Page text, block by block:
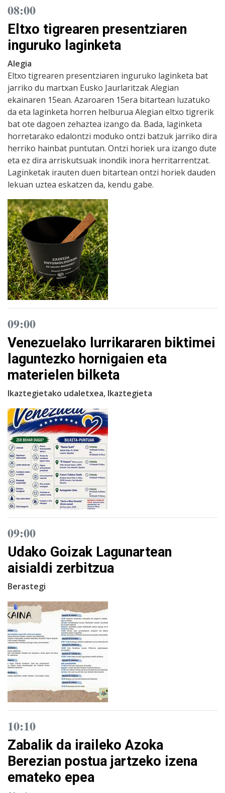
08:00
Eltxo tigrearen presentziaren
inguruko laginketa
Alegia
Eltxo tigrearen presentziaren inguruko laginketa bat
jarriko du martxan Eusko Jaurlaritzak Alegian
ekainaren 15ean. Azaroaren 15era bitartean luzatuko
da eta laginketa horren helburua Alegian eltxo tigrerik
bat ote dagoen zehaztea izango da. Bada, laginketa
horretarako edalontzi moduko ontzi batzuk jarriko dira
herriko hainbat puntutan. Ontzi horiek ura izango dute
eta ez dira arriskutsuak inondik inora herritarrentzat.
Laginketak irauten duen bitartean ontzi horiek dauden
lekuan uztea eskatzen da, kendu gabe.
09:00
Venezuelako lurrikararen biktimei
laguntezko hornigaien eta
materielen bilketa
Ikaztegietako udaletxea, Ikaztegieta
09:00
Udako Goizak Lagunartean
aisialdi zerbitzua
Berastegi
10:10
Zabalik da iraileko Azoka
Berezian postua jartzeko izena
emateko epea